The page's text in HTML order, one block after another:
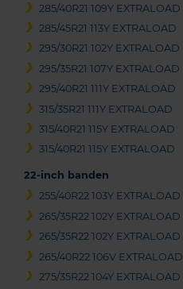
285/40R21 109Y EXTRALOAD
285/45R21 113Y EXTRALOAD
295/30R21 102Y EXTRALOAD
295/35R21 107Y EXTRALOAD
295/40R21 111Y EXTRALOAD
315/35R21 111Y EXTRALOAD
315/40R21 115Y EXTRALOAD
315/40R21 115Y EXTRALOAD
22-inch banden
255/40R22 103Y EXTRALOAD
265/35R22 102Y EXTRALOAD
265/35R22 102Y EXTRALOAD
265/40R22 106V EXTRALOAD
275/35R22 104Y EXTRALOAD